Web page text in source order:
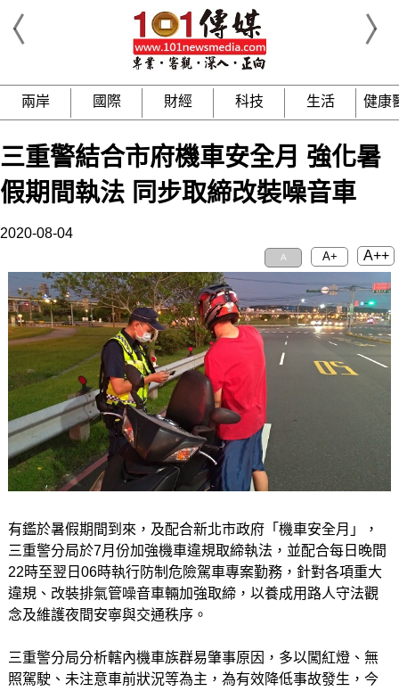
兩岸 國際 財經 科技 生活 健康
三重警結合市府機車安全月 強化暑
假期間執法 同步取締改裝噪音車
2020-08-04
A A+ A++
有鑑於暑假期間到來，及配合新北市政府「機車安全月」，
三重警分局於7月份加強機車違規取締執法，並配合每日晚間
22時至翌日06時執行防制危險駕車專案勤務，針對各項重大
違規、改裝排氣管噪音車輛加強取締，以養成用路人守法觀
念及維護夜間安寧與交通秩序。
三重警分局分析轄內機車族群易肇事原因，多以闖紅燈、無
照駕駛、未注意車前狀況等為主，為有效降低事故發生，今